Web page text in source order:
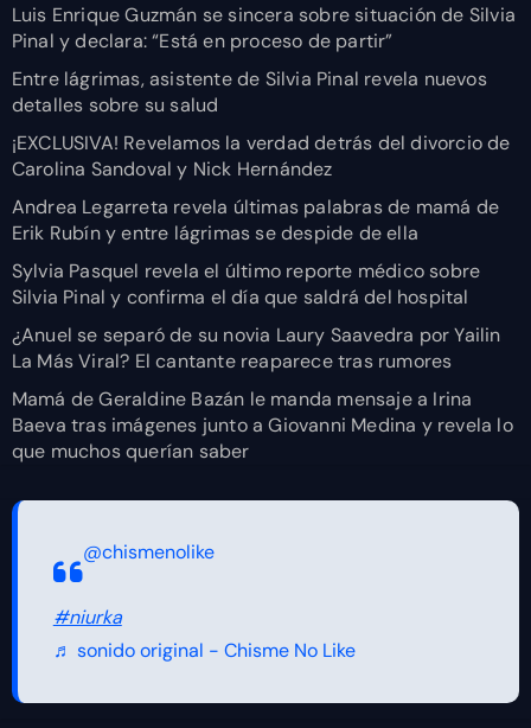
Luis Enrique Guzmán se sincera sobre situación de Silvia
Pinal y declara: “Está en proceso de partir”
Entre lágrimas, asistente de Silvia Pinal revela nuevos
detalles sobre su salud
¡EXCLUSIVA! Revelamos la verdad detrás del divorcio de
Carolina Sandoval y Nick Hernández
Andrea Legarreta revela últimas palabras de mamá de
Erik Rubín y entre lágrimas se despide de ella
Sylvia Pasquel revela el último reporte médico sobre
Silvia Pinal y confirma el día que saldrá del hospital
¿Anuel se separó de su novia Laury Saavedra por Yailin
La Más Viral? El cantante reaparece tras rumores
Mamá de Geraldine Bazán le manda mensaje a Irina
Baeva tras imágenes junto a Giovanni Medina y revela lo
que muchos querían saber
@chismenolike
#niurka
♬ sonido original - Chisme No Like